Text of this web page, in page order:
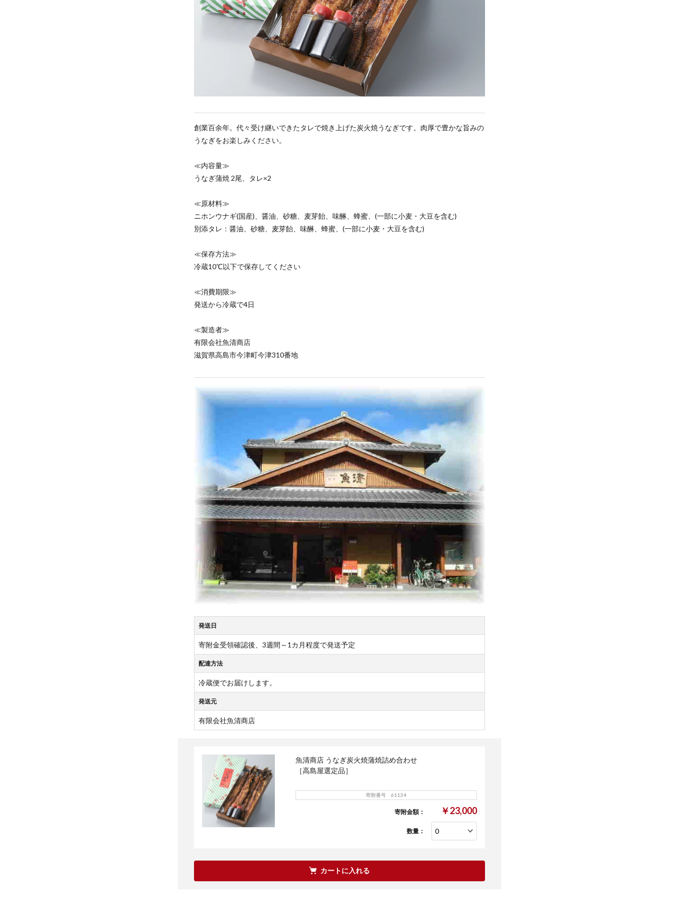
創業百余年。代々受け継いできたタレで焼き上げた炭火焼うなぎです。肉厚で豊かな旨みの
うなぎをお楽しみください。
≪内容量≫
うなぎ蒲焼 2尾、タレ×2
≪原材料≫
ニホンウナギ(国産)、醤油、砂糖、麦芽飴、味醂、蜂蜜、(一部に小麦・大豆を含む)
別添タレ：醤油、砂糖、麦芽飴、味醂、蜂蜜、(一部に小麦・大豆を含む)
≪保存方法≫
冷蔵10℃以下で保存してください
≪消費期限≫
発送から冷蔵で4日
≪製造者≫
有限会社魚清商店
滋賀県高島市今津町今津310番地
発送日
寄附金受領確認後、3週間～1カ月程度で発送予定
配達方法
冷蔵便でお届けします。
発送元
有限会社魚清商店
魚清商店 うなぎ炭火焼蒲焼詰め合わせ
［高島屋選定品］
寄附番号 61134
寄附金額： ￥23,000
数量：
カートに入れる